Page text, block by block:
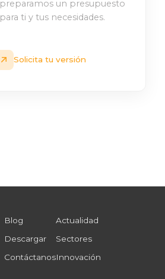
preparamos un presupuesto
para ti y tus necesidades.
Solicita tu versión
Blog
Descargar
Contáctanos
Actualidad
Sectores
Innovación